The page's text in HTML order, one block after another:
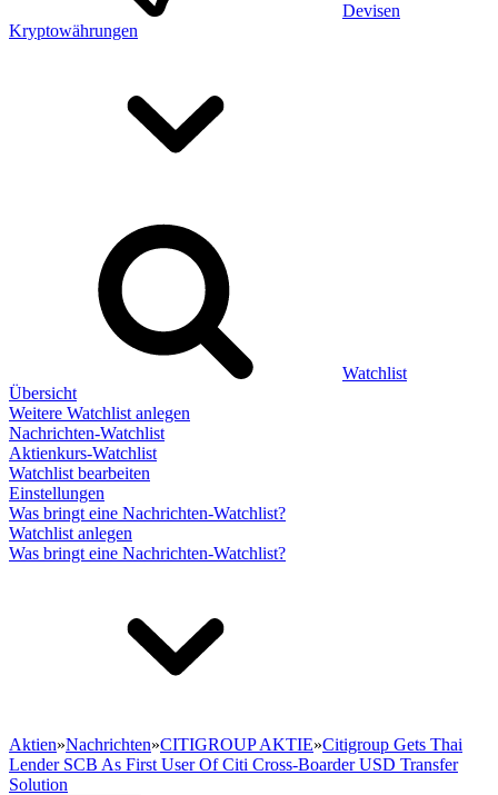
Devisen
Kryptowährungen
Watchlist
Übersicht
Weitere Watchlist anlegen
Nachrichten-Watchlist
Aktienkurs-Watchlist
Watchlist bearbeiten
Einstellungen
Was bringt eine Nachrichten-Watchlist?
Watchlist anlegen
Was bringt eine Nachrichten-Watchlist?
Aktien»Nachrichten»CITIGROUP AKTIE»Citigroup Gets Thai
Lender SCB As First User Of Citi Cross-Boarder USD Transfer
Solution